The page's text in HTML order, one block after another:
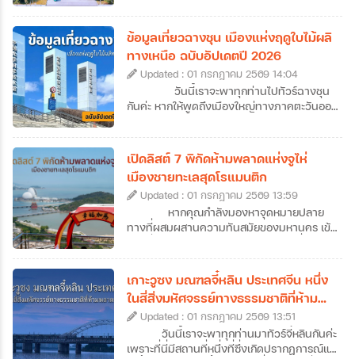
แต้จิ๋วเคยลงเรือมาตั้งรกรากในไทย แต่ปัจจุบัน
ซัวเถาไม่ได้เป็นเพียงแค่จุดเริ่มต้นของการ
อพยพมายังเมืองไทย เพราะซัวเถาคือดินแดน
ของวัฒนธรรมแต้จิ๋วแท้ ๆ ที่มีทั้งวัดโบราณ
อายุนับร้อยปี ถนนเก่าที่เต็มไปด้วยกลิ่นอาย
ประวัติศาสตร์ อาหารพื้นเมืองรสเลิศ ศาลเจ้า
ศักดิ์สิทธิ์ รวมไปถึงฮวงจุ้ยของเมืองที่ดีเยี่ยม
องค์ที่คนไทยรู้จักกันดี จึงไม่น่าแปลกใจที่สายมู
สายบุญ และนักท่องเที่ยวที่อยากสัมผัสจีนแบบ
โลคอลจะหลงรักที่นี่ได้ไม่ยาก ซึ่งวันนี้เราก็จะพา
ทุกคนไปทัวร์ซัวเถากันแบบจัดเต็ม ที่มีทั้งข้อมูล
เที่ยวซัวเถา 12 ที่เที่ยวไฮไลต์ พร้อมลิสต์ร้าน
เด็ดและที่พักมาแนะนำไว้ให้ครบ ให้เราสามารถ
วางแผนเที่ยวกันได้ง่าย ๆ แบบครบจบในที่
ข้อมูลเที่ยวฉางชุน เมืองแห่งฤดูใบไม้ผลิ
ทางเหนือ ฉบับอัปเดตปี 2026
Updated : 01 กรกฎาคม 2569 14:04
วันนี้เราจะพาทุกท่านไปทัวร์ฉางชุน
กันค่ะ หากให้พูดถึงเมืองใหญ่ทางภาคตะวันออก
หิมะขาวโพลนและอากาศหนาวจัด แต่ฉางชุน
เป็นเมืองที่ได้รับฉายาว่า “เมืองแห่งฤดูใบไม้ผลิ
แห่งภาคเหนือ” ความพิเศษของเมืองนี้คืออะไร?
ทำไมถึงได้รับการขนานนามว่าเป็นเมืองแห่งฤดู
ใบไม้ผลิแห่งภาคเหนือ วันนี้เราจะพาไปหาคำ
ตอบกันค่ะ นอกจากนี้เราก็ยังทำการรวบรวม
ข้อมูลเที่ยวฉางชุนฉบับอัปเดตปี 2026 ที่จะพา
ฉางชุนแบบครบทุกมิติ ไม่ว่าจะเป็นแลนด์มาร์ก
สำคัญ แหล่งพักผ่อน หรือย่านไลฟ์สไตล์มาฝาก
กันด้วย ว่าแล้วก็เตรียมตัวออกเดินทางไปเยือน
เมืองหลวงแห่งมณฑลจี๋หลินที่ฉางชุนกันได้เลย
ค่ะ
เปิดลิสต์ 7 พิกัดห้ามพลาดแห่งจูไห่
เมืองชายทะเลสุดโรแมนติก
Updated : 01 กรกฎาคม 2569 13:59
หากคุณกำลังมองหาจุดหมายปลาย
ทางที่ผสมผสานความทันสมัยของมหานคร เข้า
วางแผนมาทัวร์จูไห่คือคำตอบที่ไม่ควรมองข้าม
เลยค่ะ เมืองชายฝั่งทะเลแห่งนี้ไม่ได้มีดีแค่เป็น
เขตเศรษฐกิจพิเศษที่คึกคัก แต่ยังมีเสน่ห์เฉพาะ
ตัวด้วยถนนสายยาวเลียบหาด สวนสาธารณะ
เขียวขจีที่แทรกตัวอยู่ทุกมุมเมือง และ
บรรยากาศที่ดูผ่อนคลายกว่าเมืองใหญ่ข้าง
เคียงอย่างกวางโจวหรือเซินเจิ้น ถึงแม้ว่าหลาย
เกาะวูซง มณฑลจี๋หลิน ประเทศจีน หนึ่ง
ในสี่สิ่งมหัศจรรย์ทางธรรมชาติที่ห้าม
พลาดของจีน
Updated : 01 กรกฎาคม 2569 13:51
วันนี้เราจะพาทุกท่านมาทัวร์จี๋หลินกันค่ะ
เพราะที่นี่มีสถานที่หนึ่งที่ซึ่งเกิดปรากฏการณ์แม่